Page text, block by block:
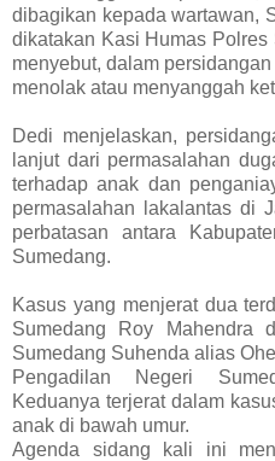
dibagikan kepada wartawan,
dikatakan Kasi Humas
menyebut, dalam
menolak atau menyanggah
Dedi menjelaskan,
lanjut dari permasalahan
terhadap anak dan
permasalahan lakalantas di
perbatasan antara
Sumedang.
Kasus yang menjerat dua
Sumedang Roy Mahendra
Sumedang Suhenda alias
Pengadilan Negeri
Keduanya terjerat dalam
anak di bawah umur.
Agenda sidang kali ini